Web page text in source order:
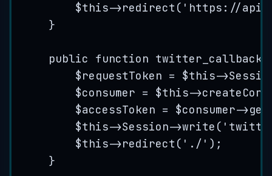
$this->redirect ( ' https://
}
public function twitter_callback
$requestToken = $this->
$consumer = $this->
$accessToken = $consumer->
$this->Session->write ( '
$this->redirect ( ' ./ ' );
}